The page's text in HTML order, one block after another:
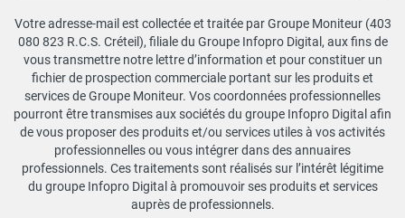
Votre adresse-mail est collectée et traitée par Groupe Moniteur (403
080 823 R.C.S. Créteil), filiale du Groupe Infopro Digital, aux fins de
vous transmettre notre lettre d’information et pour constituer un
fichier de prospection commerciale portant sur les produits et
services de Groupe Moniteur. Vos coordonnées professionnelles
pourront être transmises aux sociétés du groupe Infopro Digital afin
de vous proposer des produits et/ou services utiles à vos activités
professionnelles ou vous intégrer dans des annuaires
professionnels. Ces traitements sont réalisés sur l’intérêt légitime
du groupe Infopro Digital à promouvoir ses produits et services
auprès de professionnels.